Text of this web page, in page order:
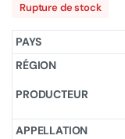
Rupture de stock
PAYS
RÉGION
PRODUCTEUR
APPELLATION